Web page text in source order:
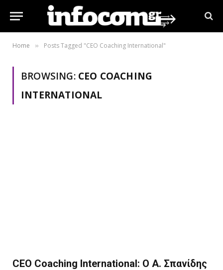
Home » Posts Tagged "CEO Coaching International"
BROWSING: CEO COACHING
INTERNATIONAL
CEO Coaching International: Ο Α. Σπανίδης